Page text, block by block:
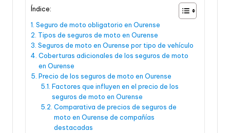
Índice:
Seguro de moto obligatorio en Ourense
Tipos de seguros de moto en Ourense
Seguros de moto en Ourense por tipo de vehículo
Coberturas adicionales de los seguros de moto
en Ourense
Precio de los seguros de moto en Ourense
Factores que influyen en el precio de los
seguros de moto en Ourense
Comparativa de precios de seguros de
moto en Ourense de compañías
destacadas